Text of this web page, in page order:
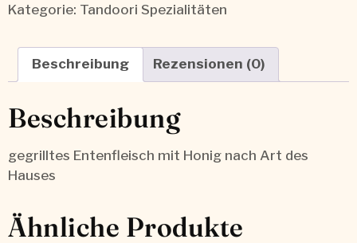
Kategorie: Tandoori Spezialitäten
Beschreibung Rezensionen (0)
Beschreibung
gegrilltes Entenfleisch mit Honig nach Art des
Hauses
Ähnliche Produkte